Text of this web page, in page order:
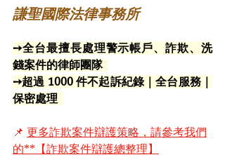
謙聖國際法律事務所
➙全台最擅長處理警示帳戶、詐欺、洗
錢案件的律師團隊
➙超過 1000 件不起訴紀錄｜全台服務｜
保密處理
📌 更多詐欺案件辯護策略，請參考我們
的**【詐欺案件辯護總整理】